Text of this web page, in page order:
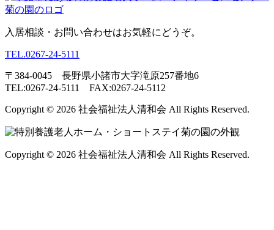
入居相談・お問い合わせはお気軽にどうぞ。
TEL.0267-24-5111
〒384-0045 長野県小諸市大字滝原257番地6
TEL:0267-24-5111 FAX:0267-24-5112
Copyright © 2026 社会福祉法人清和会 All Rights Reserved.
Copyright © 2026 社会福祉法人清和会 All Rights Reserved.